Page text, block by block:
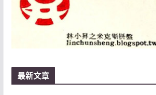
最新文章